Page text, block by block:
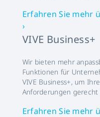
Erfahren Sie mehr
›
VIVE Business+
Wir bieten mehr
Funktionen für
VIVE Business+, um
Anforderungen gerecht
Erfahren Sie mehr